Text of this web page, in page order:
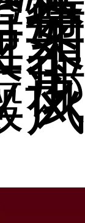
要
如
于
个
那
该
风